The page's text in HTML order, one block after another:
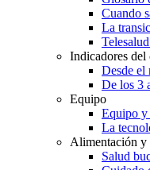
Cuando
La
Indicadores del
Desde el
De los 3
Equipo
Equipo y
La
Alimentación y
Salud